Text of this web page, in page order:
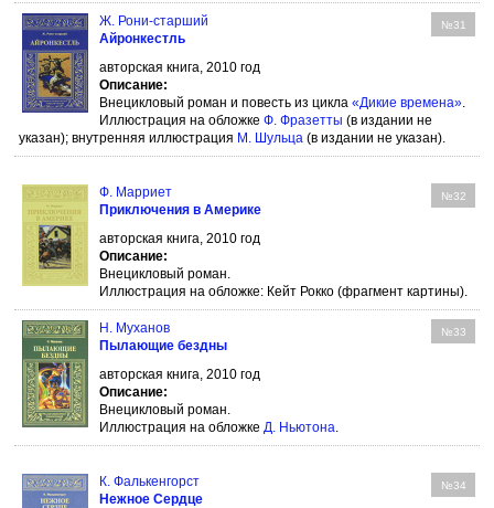
Ж. Рони-старший №31
Айронкестль
авторская книга, 2010 год
Описание:
Внецикловый роман и повесть из цикла «Дикие времена».
Иллюстрация на обложке Ф. Фразетты (в издании не
указан); внутренняя иллюстрация М. Шульца (в издании не указан).
Ф. Марриет №32
Приключения в Америке
авторская книга, 2010 год
Описание:
Внецикловый роман.
Иллюстрация на обложке: Кейт Рокко (фрагмент картины).
Н. Муханов №33
Пылающие бездны
авторская книга, 2010 год
Описание:
Внецикловый роман.
Иллюстрация на обложке Д. Ньютона.
К. Фалькенгорст №34
Нежное Сердце